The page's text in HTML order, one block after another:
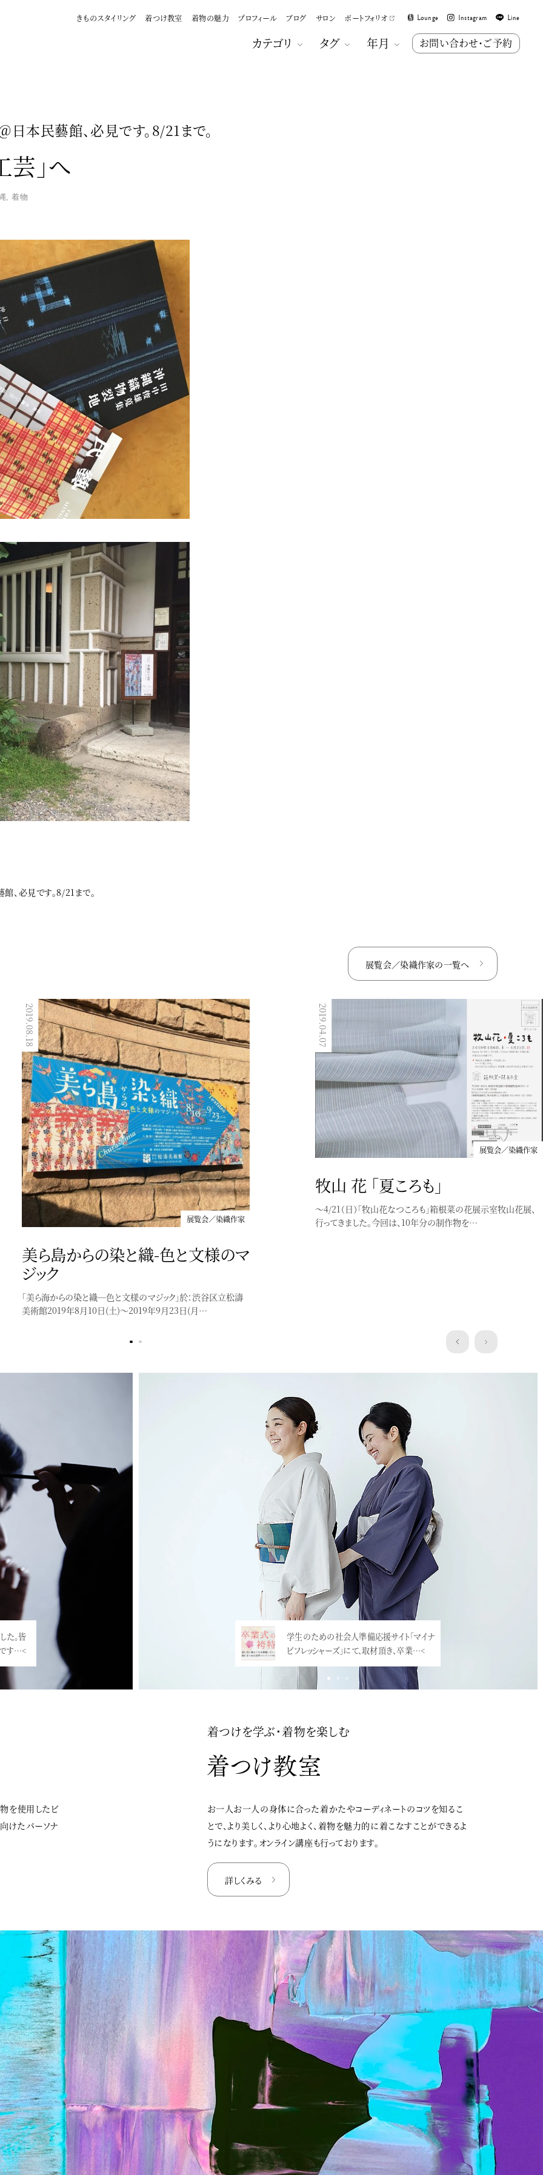
きものスタイリング 着つけ教室 着物の魅力 プロフィール ブログ サロン ポートフォリオ Lounge Instagram Line
カテゴリ タグ 年月 お問い合わせ・ご予約
日本民藝館、必見です。8/21まで。
芸」へ
,着物
、必見です。8/21まで。
展覧会／染織作家の一覧へ
2019.08.18
展覧会／染織作家
美ら島からの染と織-色と文様のマ
ジック
「美ら海からの染と織─色と文様のマジック」於：渋谷区立松濤
美術館2019年8月10日(土)～2019年9月23日(月…
2019.04.07
展覧会／染織作家
牧山 花 「夏ころも」
〜4/21（日）「牧山花なつころも」箱根菜の花展示室牧山花展、
行ってきました。今回は、10年分の制作物を…
2018.07.31
琉球 -美の宝庫-
現在、サントリー美術館で開催中の「琉球ー美の宝庫ー」。紅型
をはじめとする琉球の染織品や、王家の…
2018.07.29
ゆかた浴衣YUKATA
現在島根県立石見美術館にて行われている、「ゆかた浴衣
を使用したビ
けたパーソナ
知ら
時が
着つけを学ぶ・着物を楽しむ
お一人お一人の身体に合った着かたやコーディネートのコツを知るこ
とで、より美しく、より心地よく、着物を魅力的に着こなすことができるよ
うになります。オンライン講座も行っております。
詳しくみる
小学校の卒業式での袴、増えていますね。
震災直後にとても流行ったのですが、映画